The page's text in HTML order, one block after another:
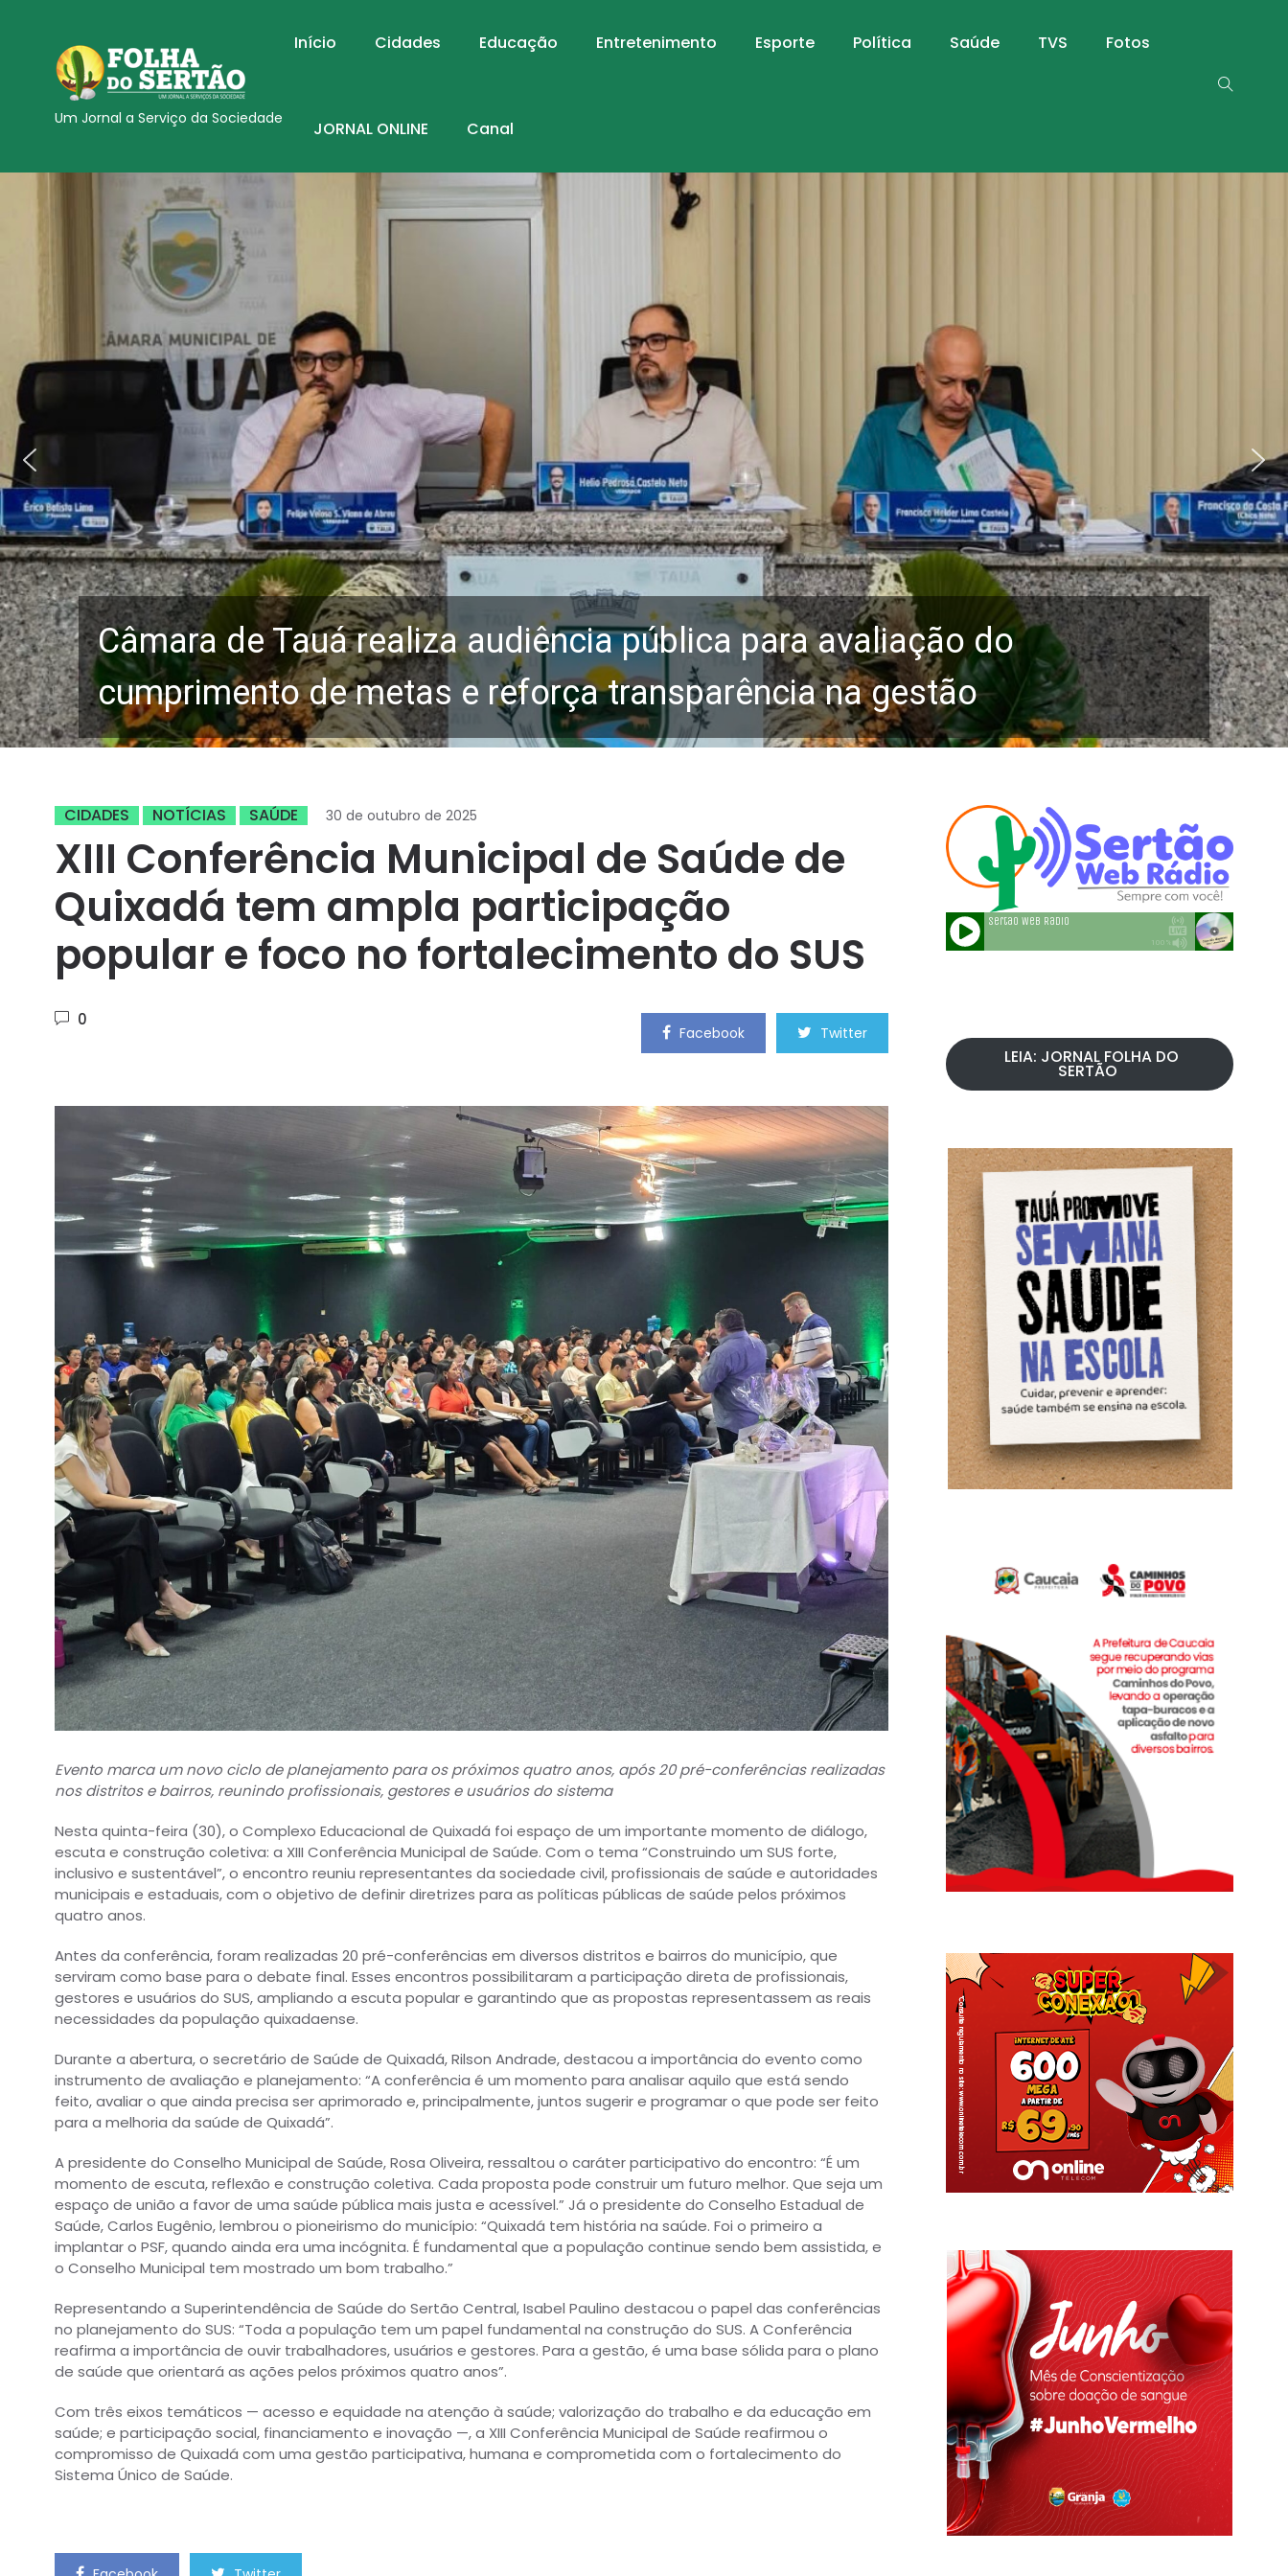
Um Jornal a Serviço da Sociedade
Início Cidades Educação Entretenimento Esporte Política Saúde TVS Fotos
JORNAL ONLINE Canal
Câmara de Tauá realiza audiência pública para avaliação do
cumprimento de metas e reforça transparência na gestão
CIDADES NOTÍCIAS SAÚDE 30 de outubro de 2025
XIII Conferência Municipal de Saúde de
Quixadá tem ampla participação
popular e foco no fortalecimento do SUS
0
Facebook Twitter
Evento marca um novo ciclo de planejamento para os próximos quatro anos, após 20 pré-conferências realizadas
nos distritos e bairros, reunindo profissionais, gestores e usuários do sistema
Nesta quinta-feira (30), o Complexo Educacional de Quixadá foi espaço de um importante momento de diálogo,
escuta e construção coletiva: a XIII Conferência Municipal de Saúde. Com o tema “Construindo um SUS forte,
inclusivo e sustentável”, o encontro reuniu representantes da sociedade civil, profissionais de saúde e autoridades
municipais e estaduais, com o objetivo de definir diretrizes para as políticas públicas de saúde pelos próximos
quatro anos.
Antes da conferência, foram realizadas 20 pré-conferências em diversos distritos e bairros do município, que
serviram como base para o debate final. Esses encontros possibilitaram a participação direta de profissionais,
gestores e usuários do SUS, ampliando a escuta popular e garantindo que as propostas representassem as reais
necessidades da população quixadaense.
Durante a abertura, o secretário de Saúde de Quixadá, Rilson Andrade, destacou a importância do evento como
instrumento de avaliação e planejamento: “A conferência é um momento para analisar aquilo que está sendo
feito, avaliar o que ainda precisa ser aprimorado e, principalmente, juntos sugerir e programar o que pode ser feito
para a melhoria da saúde de Quixadá”.
A presidente do Conselho Municipal de Saúde, Rosa Oliveira, ressaltou o caráter participativo do encontro: “É um
momento de escuta, reflexão e construção coletiva. Cada proposta pode construir um futuro melhor. Que seja um
espaço de união a favor de uma saúde pública mais justa e acessível.” Já o presidente do Conselho Estadual de
Saúde, Carlos Eugênio, lembrou o pioneirismo do município: “Quixadá tem história na saúde. Foi o primeiro a
implantar o PSF, quando ainda era uma incógnita. É fundamental que a população continue sendo bem assistida, e
o Conselho Municipal tem mostrado um bom trabalho.”
Representando a Superintendência de Saúde do Sertão Central, Isabel Paulino destacou o papel das conferências
no planejamento do SUS: “Toda a população tem um papel fundamental na construção do SUS. A Conferência
reafirma a importância de ouvir trabalhadores, usuários e gestores. Para a gestão, é uma base sólida para o plano
de saúde que orientará as ações pelos próximos quatro anos”.
Com três eixos temáticos — acesso e equidade na atenção à saúde; valorização do trabalho e da educação em
saúde; e participação social, financiamento e inovação —, a XIII Conferência Municipal de Saúde reafirmou o
compromisso de Quixadá com uma gestão participativa, humana e comprometida com o fortalecimento do
Sistema Único de Saúde.
LEIA: JORNAL FOLHA DO
SERTÃO